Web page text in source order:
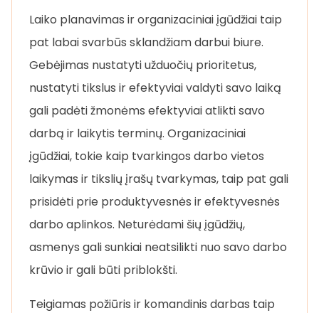
Laiko planavimas ir organizaciniai įgūdžiai taip
pat labai svarbūs sklandžiam darbui biure.
Gebėjimas nustatyti užduočių prioritetus,
nustatyti tikslus ir efektyviai valdyti savo laiką
gali padėti žmonėms efektyviai atlikti savo
darbą ir laikytis terminų. Organizaciniai
įgūdžiai, tokie kaip tvarkingos darbo vietos
laikymas ir tikslių įrašų tvarkymas, taip pat gali
prisidėti prie produktyvesnės ir efektyvesnės
darbo aplinkos. Neturėdami šių įgūdžių,
asmenys gali sunkiai neatsilikti nuo savo darbo
krūvio ir gali būti priblokšti.
Teigiamas požiūris ir komandinis darbas taip